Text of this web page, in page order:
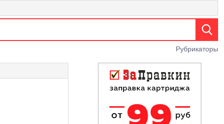
Рубрикаторы